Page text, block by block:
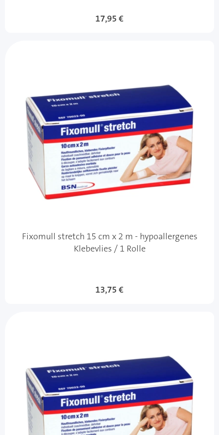
17,95 €
Fixomull stretch 15 cm x 2 m - hypoallergenes
Klebevlies / 1 Rolle
13,75 €